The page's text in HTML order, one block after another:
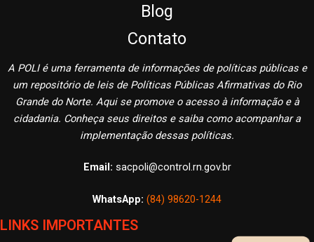
Blog
Contato
A POLI é uma ferramenta de informações de políticas públicas e
um repositório de leis de Políticas Públicas Afirmativas do Rio
Grande do Norte. Aqui se promove o acesso à informação e à
cidadania. Conheça seus direitos e saiba como acompanhar a
implementação dessas políticas.
Email: sacpoli@control.rn.gov.br
WhatsApp: (84) 98620-1244
LINKS IMPORTANTES